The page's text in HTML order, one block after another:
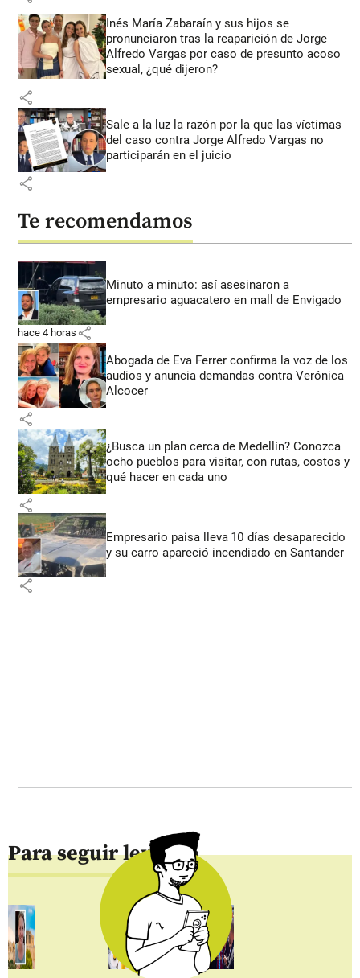
Inés María Zabaraín y sus hijos se
pronunciaron tras la reaparición de Jorge
Alfredo Vargas por caso de presunto acoso
sexual, ¿qué dijeron?
share
Sale a la luz la razón por la que las víctimas
del caso contra Jorge Alfredo Vargas no
participarán en el juicio
share
Te recomendamos
Minuto a minuto: así asesinaron a
empresario aguacatero en mall de Envigado
hace 4 horas share
Abogada de Eva Ferrer confirma la voz de los
audios y anuncia demandas contra Verónica
Alcocer
share
¿Busca un plan cerca de Medellín? Conozca
ocho pueblos para visitar, con rutas, costos y
qué hacer en cada uno
share
Empresario paisa lleva 10 días desaparecido
y su carro apareció incendiado en Santander
share
Para seguir leyendo